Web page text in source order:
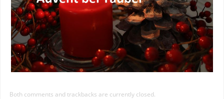
Both comments and trackbacks are currently closed.